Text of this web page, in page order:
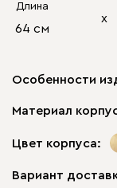
Длина
64 см
х
Особенности
Материал
Цвет корпуса:
Вариант